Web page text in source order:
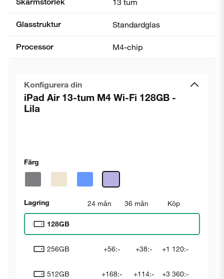
Glasstruktur Standardglas
Processor M4-chip
Konfigurera din
iPad Air 13-tum M4 Wi-Fi 128GB -
Lila
Färg
Lagring 24 mån 36 mån Köp
128GB
256GB +56:- +38:- +1 120:-
512GB +168:- +114:- +3 360:-